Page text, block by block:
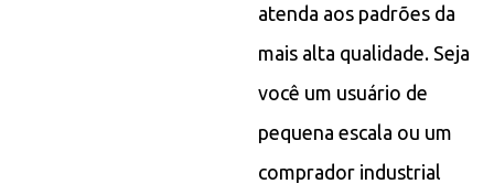
atenda aos padrões da
mais alta qualidade. Seja
você um usuário de
pequena escala ou um
comprador industrial